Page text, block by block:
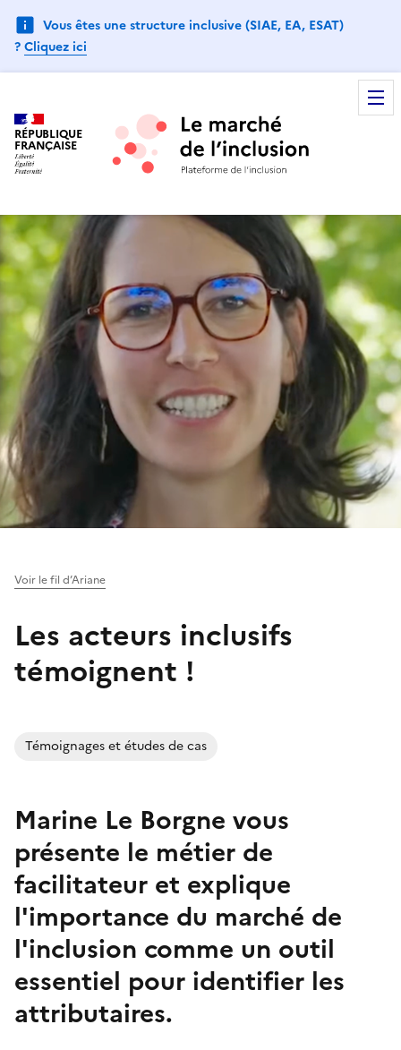
Vous êtes une structure inclusive (SIAE, EA, ESAT)
?Cliquez ici
RÉPUBLIQUE
FRANÇAISE
Voir le fil d’Ariane
Les acteurs inclusifs
témoignent !
Témoignages et études de cas
Marine Le Borgne vous
présente le métier de
facilitateur et explique
l'importance du marché de
l'inclusion comme un outil
essentiel pour identifier les
attributaires.